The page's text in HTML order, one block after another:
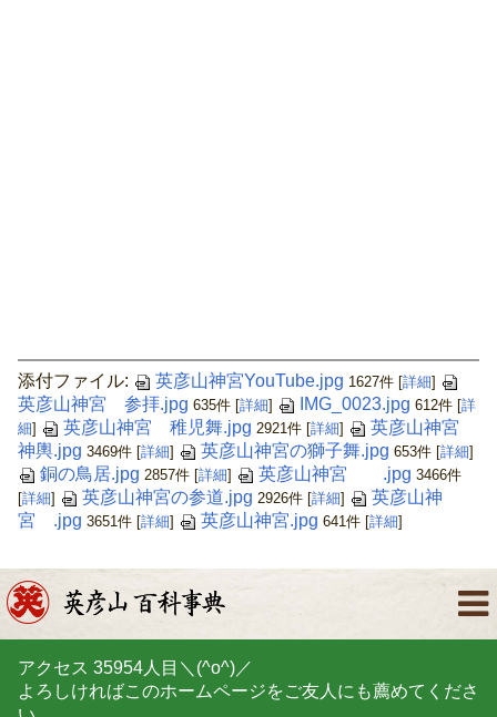
添付ファイル: 英彦山神宮YouTube.jpg 1627件 [詳細]
英彦山神宮 参拝.jpg 635件 [詳細] IMG_0023.jpg 612件 [詳
細] 英彦山神宮 稚児舞.jpg 2921件 [詳細]
英彦山神宮
神輿.jpg 3469件 [詳細] 英彦山神宮の獅子舞.jpg 653件 [詳細]
銅の鳥居.jpg 2857件 [詳細] 英彦山神宮 .jpg 3466件
[詳細] 英彦山神宮の参道.jpg 2926件 [詳細]
英彦山神
宮 .jpg 3651件 [詳細] 英彦山神宮.jpg 641件 [詳細]
アクセス 35954 人目＼(^o^)／
よろしければこのホームページをご友人にも薦めてくださ